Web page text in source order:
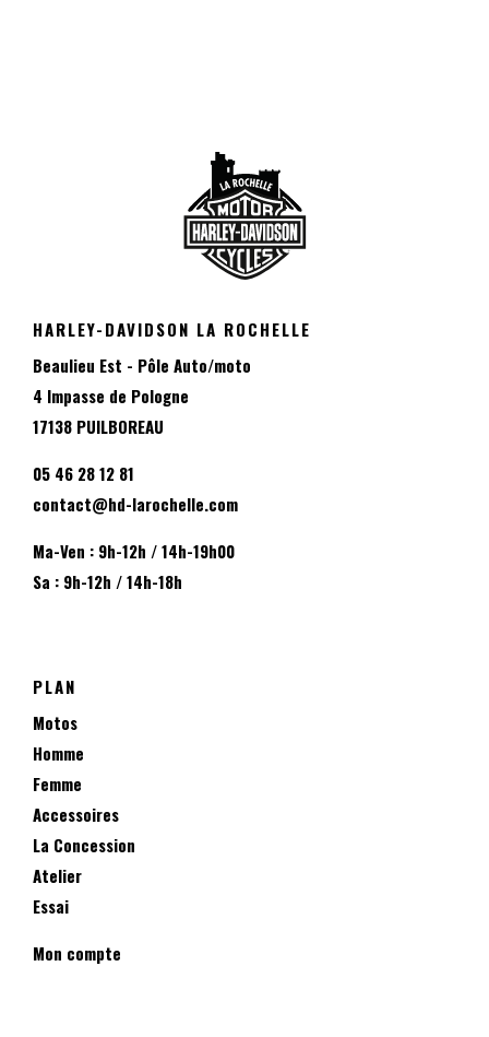
HARLEY-DAVIDSON LA ROCHELLE
Beaulieu Est - Pôle Auto/moto
4 Impasse de Pologne
17138 PUILBOREAU
05 46 28 12 81
contact@hd-larochelle.com
Ma-Ven : 9h-12h / 14h-19h00
Sa : 9h-12h / 14h-18h
PLAN
Motos
Homme
Femme
Accessoires
La Concession
Atelier
Essai
Mon compte